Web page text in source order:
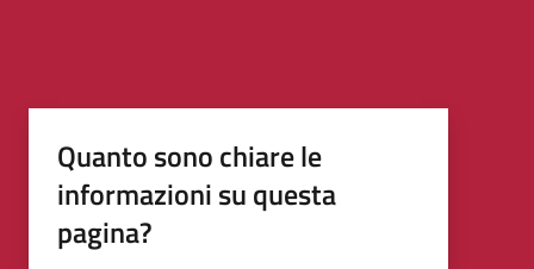
Quanto sono chiare le
informazioni su questa
pagina?